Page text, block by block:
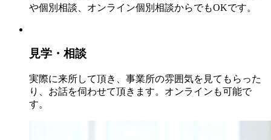
や個別相談、オンライン個別相談からでもOKです。
見学・相談
実際に来所して頂き、事業所の雰囲気を見てもらった
り、お話を伺わせて頂きます。オンラインも可能で
す。